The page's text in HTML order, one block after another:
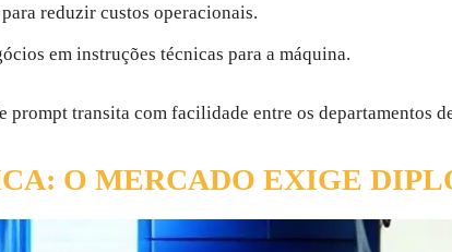
reduzir custos operacionais.
em instruções técnicas para a máquina.
prompt transita com facilidade entre os departamentos
O MERCADO EXIGE